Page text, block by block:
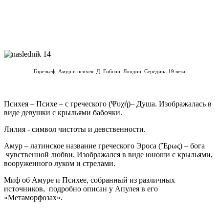
Горельеф. Амур и психея. Д. Гибсон. Лондон. Середина 19 века
Психея – Психе – с греческого (Ψυχή)– Душа. Изображалась в
виде девушки с крыльями бабочки.
Лилия - символ чистоты и девственности.
Амур – латинское название греческого Эроса (Ἔρως) – бога
чувственной любви. Изображался в виде юноши с крыльями,
вооруженного луком и стрелами.
Миф об Амуре и Психее, собранный из различных
источников, подробно описан у Апулея в его
«Метаморфозах».